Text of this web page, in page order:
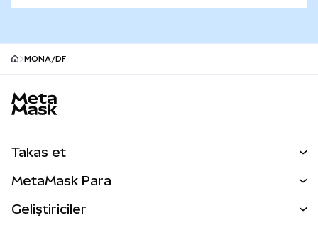
MONA/DF
Takas et
Perps
MetaMask Para
Geliştiriciler